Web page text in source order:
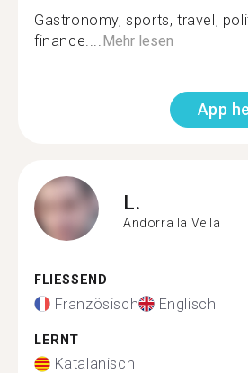
Gastronomy, sports, travel,
finance....Mehr lesen
App
L.
Andorra la Vella
FLIESSEND
Französisch Englisch
LERNT
Katalanisch